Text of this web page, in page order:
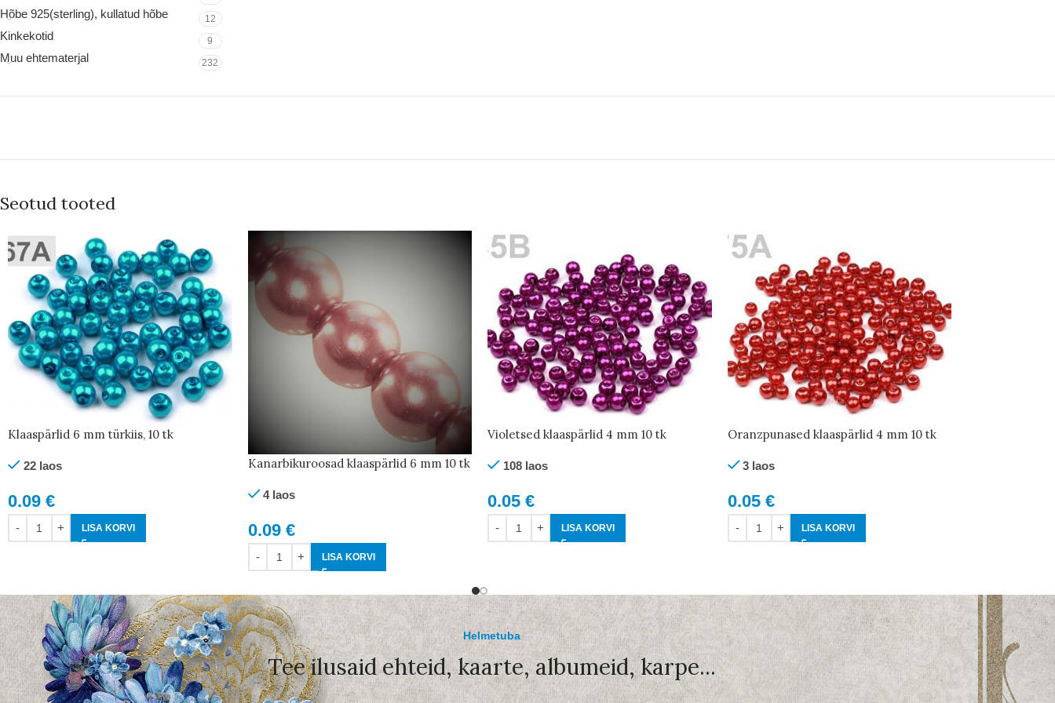
Hõbe 925(sterling), kullatud hõbe 12
Kinkekotid 9
Muu ehtematerjal 232
Seotud tooted
Klaaspärlid 6 mm türkiis, 10 tk
22 laos
0.09 €
LISA KORVI
Kanarbikuroosad klaaspärlid 6 mm 10 tk
4 laos
0.09 €
LISA KORVI
Violetsed klaaspärlid 4 mm 10 tk
108 laos
0.05 €
LISA KORVI
Oranzpunased klaaspärlid 4 mm 10 tk
3 laos
0.05 €
LISA KORVI
Helmetuba
Tee ilusaid ehteid, kaarte, albumeid, karpe...